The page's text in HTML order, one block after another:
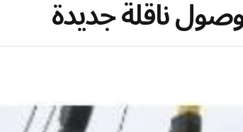
ناقلة جديدة